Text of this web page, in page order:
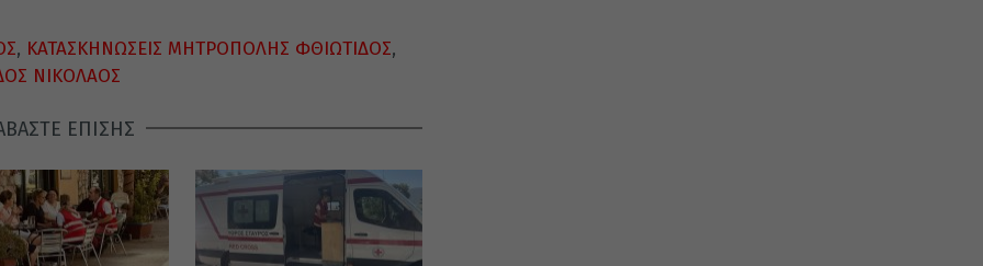
, ΚΑΤΑΣΚΗΝΩΣΕΙΣ ΜΗΤΡΟΠΟΛΗΣ ΦΘΙΩΤΙΔΟΣ,
ΝΙΚΟΛΑΟΣ
ΕΠΙΣΗΣ